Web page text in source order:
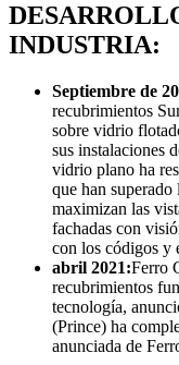
INDUSTRIA:
Septiembre de
recubrimientos
sobre vidrio
sus instalaciones
vidrio plano ha
que han
maximizan las
fachadas con
con los códigos y
abril 2021:Ferro
recubrimientos
tecnología,
(Prince) ha
anunciada de